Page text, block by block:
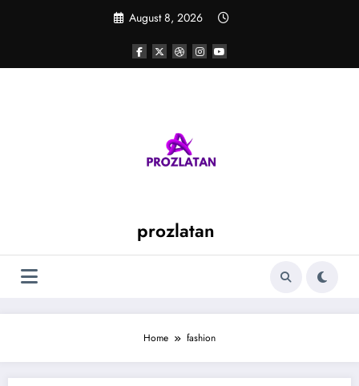
August 8, 2026
prozlatan
Home fashion